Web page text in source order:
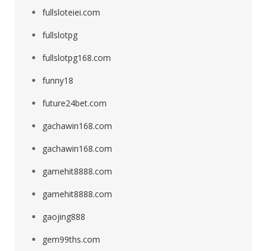
fullsloteiei.com
fullslotpg
fullslotpg168.com
funny18
future24bet.com
gachawin168.com
gachawin168.com
gamehit8888.com
gamehit8888.com
gaojing888
gem99ths.com